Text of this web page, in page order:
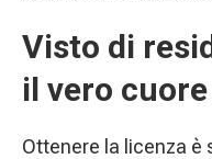
Visto di
il vero
Ottenere la licenza è